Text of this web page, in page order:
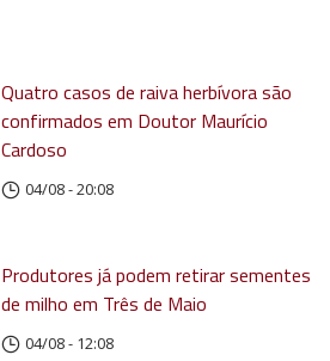
Quatro casos de raiva herbívora são
confirmados em Doutor Maurício
Cardoso
04/08 - 20:08
Produtores já podem retirar sementes
de milho em Três de Maio
04/08 - 12:08